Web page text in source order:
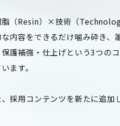
脂（Resin）×技術（
内容をできるだけ噛み砕き、
護補強・仕上げという3つの
ます。
、採用コンテンツを新たに追